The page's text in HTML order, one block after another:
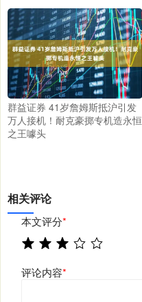
群益证券 41岁詹姆斯抵沪引发
万人接机！耐克豪掷专机造永恒
之王噱头
相关评论
本文评分*
评论内容*